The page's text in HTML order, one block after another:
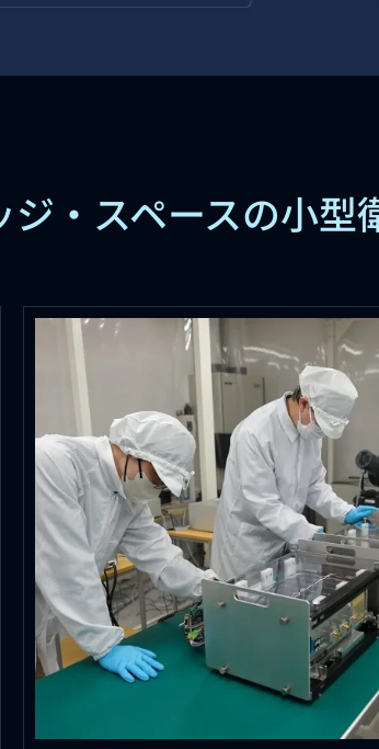
ジ・スペースの小型